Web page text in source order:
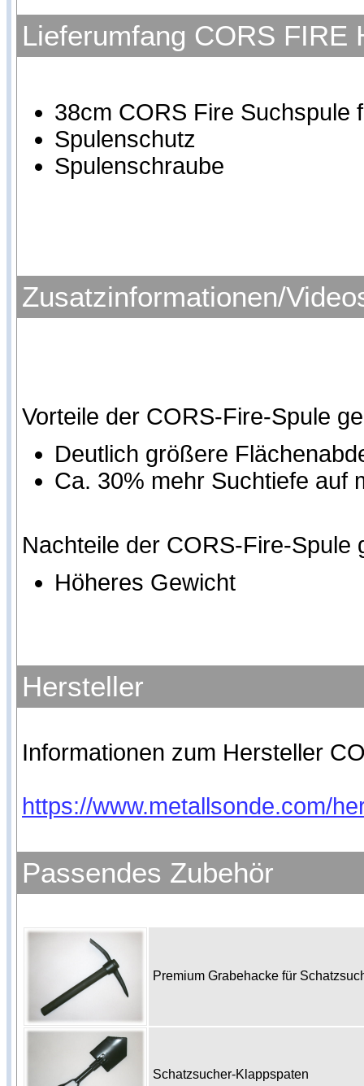
Lieferumfang CORS FIRE
38cm CORS Fire Suchspule
Spulenschutz
Spulenschraube
Zusatzinformationen/
Vorteile der CORS-Fire-Spule
Deutlich größere
Ca. 30% mehr Suchtiefe auf
Nachteile der CORS-Fire-Spule
Höheres Gewicht
Hersteller
Informationen zum Hersteller
https://www.metallsonde.com/
Passendes Zubehör
Premium Grabehacke für
Schatzsucher-Klappspaten